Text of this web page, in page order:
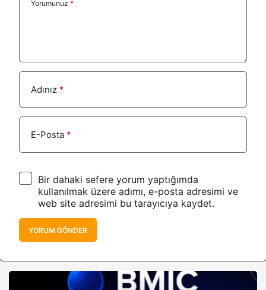
Yorumunuz *
Adınız *
E-Posta *
Bir dahaki sefere yorum yaptığımda
kullanılmak üzere adımı, e-posta adresimi ve
web site adresimi bu tarayıcıya kaydet.
YORUM GÖNDER